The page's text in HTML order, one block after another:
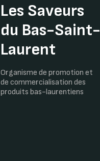
Les Saveurs
du Bas-Saint-
Laurent
Organisme de promotion et
de commercialisation des
produits bas-laurentiens